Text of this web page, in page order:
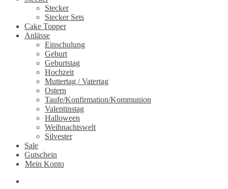
Stecker
Stecker Sets
Cake Topper
Anlässe
Einschulung
Geburt
Geburtstag
Hochzeit
Muttertag / Vatertag
Ostern
Taufe/Konfirmation/Kommunion
Valentinstag
Halloween
Weihnachtswelt
Silvester
Sale
Gutschein
Mein Konto